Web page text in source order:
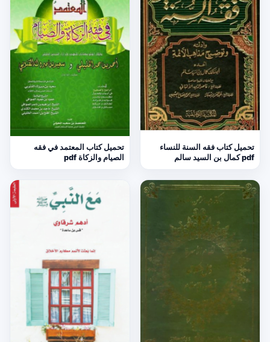
تحميل كتاب فقه السنة للنساء
pdf كمال بن السيد سالم
تحميل كتاب المعتمد في فقه
الصيام والزكاة pdf